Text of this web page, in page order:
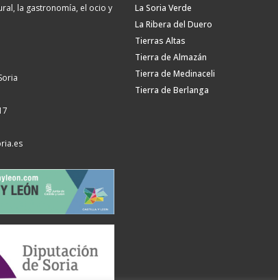
la gastronomía, el ocio y
La Soria Verde
La Ribera del Duero
Tierras Altas
Tierra de Almazán
Tierra de Medinaceli
Tierra de Berlanga